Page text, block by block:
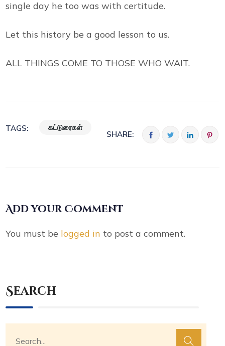
single day he too was with certitude.
Let this history be a good lesson to us.
ALL THINGS COME TO THOSE WHO WAIT.
TAGS: கட்டுரைகள்
SHARE:
Add your Comment
You must be logged in to post a comment.
Search